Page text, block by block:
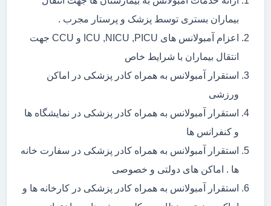
بیماران بستری توسط پزشک و پرستار مجرب .
اعزام آمبولانس های ICU ,NICU ,PICU و CCU جهت
انتقال بیماران با شرایط خاص
استقرار آمبولانس به همراه کادر پزشکی در اماکن
ورزشی
استقرار آمبولانس به همراه کادر پزشکی در نمایشگاه ها
و کنفرانس ها
استقرار آمبولانس به همراه کادر پزشکی در سفارت خانه
ها . اماکن های دولتی و خصوصی
استقرار آمبولانس به همراه کادر پزشکی در کارخانه ها و